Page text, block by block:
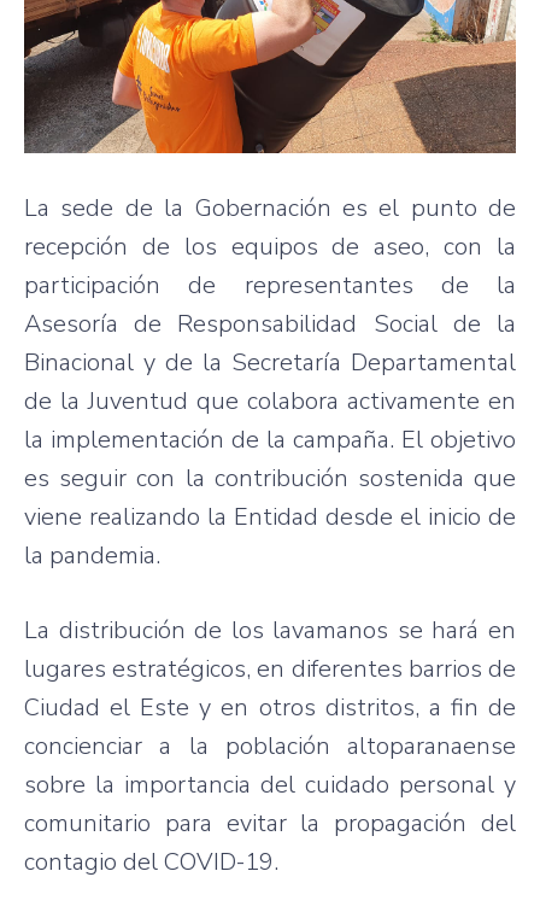
La sede de la Gobernación es el punto de
recepción de los equipos de aseo, con la
participación de representantes de la
Asesoría de Responsabilidad Social de la
Binacional y de la Secretaría Departamental
de la Juventud que colabora activamente en
la implementación de la campaña. El objetivo
es seguir con la contribución sostenida que
viene realizando la Entidad desde el inicio de
la pandemia.
La distribución de los lavamanos se hará en
lugares estratégicos, en diferentes barrios de
Ciudad el Este y en otros distritos, a fin de
concienciar a la población altoparanaense
sobre la importancia del cuidado personal y
comunitario para evitar la propagación del
contagio del COVID-19.